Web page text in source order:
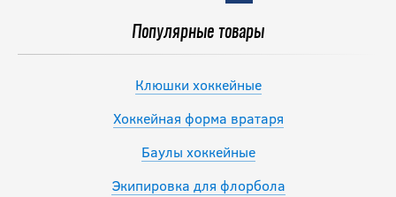
Популярные товары
Клюшки хоккейные
Хоккейная форма вратаря
Баулы хоккейные
Экипировка для флорбола